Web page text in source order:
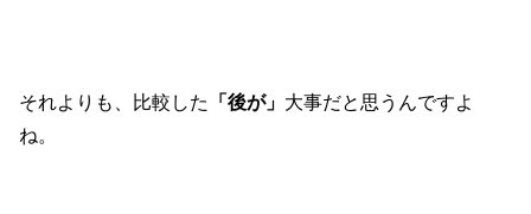
それよりも、比較した 「後が」 大事だと思うんですよ
ね。